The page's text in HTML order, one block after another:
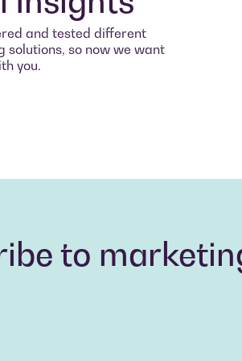
and tested different
so now we want
you.
to